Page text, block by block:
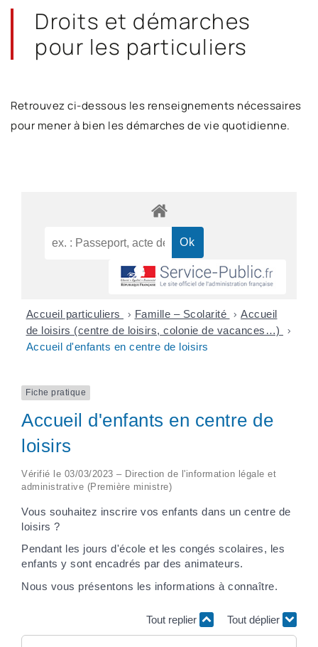
Droits et démarches
pour les particuliers
Retrouvez ci-dessous les renseignements nécessaires
pour mener à bien les démarches de vie quotidienne.
Accueil particuliers > Famille – Scolarité > Accueil
de loisirs (centre de loisirs, colonie de vacances…)
>
Accueil d'enfants en centre de loisirs
Fiche pratique
Accueil d'enfants en centre de
loisirs
Vérifié le 03/03/2023 – Direction de l'information légale et
administrative (Première ministre)
Vous souhaitez inscrire vos enfants dans un centre de
loisirs ?
Pendant les jours d'école et les congés scolaires, les
enfants y sont encadrés par des animateurs.
Nous vous présentons les informations à connaître.
Tout replier Tout déplier